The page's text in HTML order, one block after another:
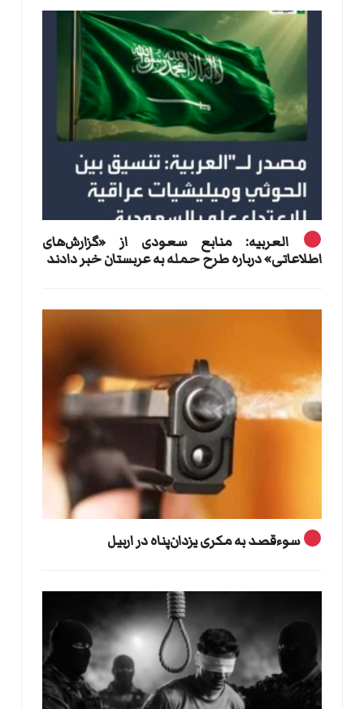
العربیه: منابع سعودی از «گزارش‌های
اطلاعاتی» درباره طرح حمله به عربستان خبر دادند
سوءقصد به مکری یزدان‌پناه در اربیل